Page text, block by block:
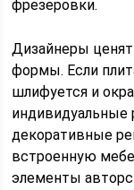
фрезеровки.
Дизайнеры
формы. Если
шлифуется и
декоративные
встроенную
элементы